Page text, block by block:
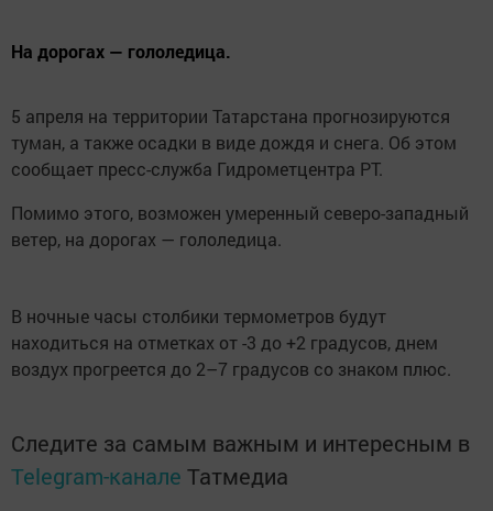
На дорогах — гололедица.
5 апреля на территории Татарстана прогнозируются
туман, а также осадки в виде дождя и снега. Об этом
сообщает пресс-служба Гидрометцентра РТ.
Помимо этого, возможен умеренный северо-западный
ветер, на дорогах — гололедица.
В ночные часы столбики термометров будут
находиться на отметках от -3 до +2 градусов, днем
воздух прогреется до 2–7 градусов со знаком плюс.
Следите за самым важным и интересным в
Telegram-канале Татмедиа